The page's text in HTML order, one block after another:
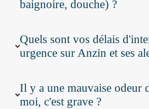
baignoire, douche) ?
Quels sont vos délais
urgence sur Anzin et ses
Il y a une mauvaise odeur
moi, c'est grave ?